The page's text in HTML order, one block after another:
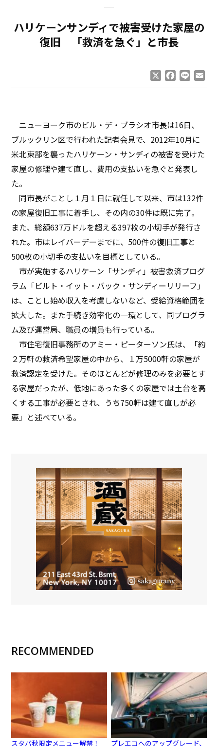
ハリケーンサンディで被害受けた家屋の
復旧 「救済を急ぐ」と市長
Facebook
Line
ニューヨーク市のビル・デ・ブラシオ市長は16日、
ブルックリン区で行われた記者会見で、2012年10月に
米北東部を襲ったハリケーン・サンディの被害を受けた
家屋の修理や建て直し、費用の支払いを急ぐと発表し
た。
同市長がことし１月１日に就任して以来、市は132件
の家屋復旧工事に着手し、その内の30件は既に完了。
また、総額637万ドルを超える397枚の小切手が発行さ
れた。市はレイバーデーまでに、500件の復旧工事と
500枚の小切手の支払いを目標としている。
市が実施するハリケーン「サンディ」被害救済プログ
ラム「ビルト・イット・バック・サンディーリリーフ」
は、ことし始め収入を考慮しないなど、受給資格範囲を
拡大した。また手続き効率化の一環として、同プログラ
ム及び運営局、職員の増員も行っている。
市住宅復旧事務所のアミー・ピーターソン氏は、「約
２万軒の救済希望家屋の中から、１万5000軒の家屋が
救済認定を受けた。そのほとんどが修理のみを必要とす
る家屋だったが、低地にあった多くの家屋では土台を高
くする工事が必要とされ、うち750軒は建て直しが必
要」と述べている。
RECOMMENDED
スタバ秋限定メニュー解禁！ プレエコへのアップグレード、